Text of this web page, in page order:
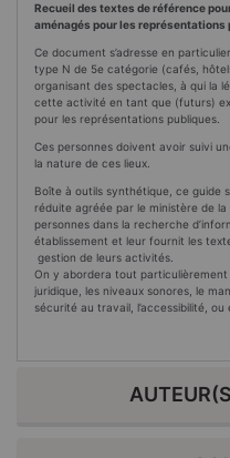
Recueil des textes de référence
aménagés pour les représentations
Ce document s’adresse en
type N de 5e catégorie (cafés,
organisant des spectacles, à qui la
cette activité en tant que (futurs)
pour les représentations publiques.
Ces personnes doivent avoir suivi
la nature de ces lieux.
Boîte à outils synthétique, ce guide
réduite agréée par le ministère de la
personnes dans la recherche
établissement et leur fournit les
gestion de leurs activités.
On y abordera tout particulièrement
juridique, les niveaux sonores, le
sécurité au travail, l’accessibilité,